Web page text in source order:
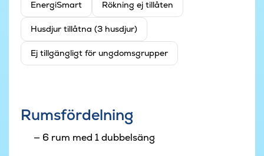
EnergiSmart Rökning ej tillåten
Husdjur tillåtna (3 husdjur)
Ej tillgängligt för ungdomsgrupper
Rumsfördelning
6 rum med 1 dubbelsäng